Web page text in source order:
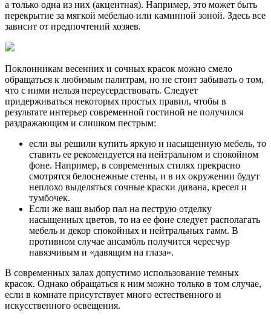
а только одна из них (акцентная). Например, это может быть
перекрытие за мягкой мебелью или каминной зоной. Здесь все
зависит от предпочтений хозяев.
Поклонникам весенних и сочных красок можно смело
обращаться к любимым палитрам, но не стоит забывать о том,
что с ними нельзя переусердствовать. Следует
придерживаться некоторых простых правил, чтобы в
результате интерьер современной гостиной не получился
раздражающим и слишком пестрым:
если вы решили купить яркую и насыщенную мебель, то
ставить ее рекомендуется на нейтральном и спокойном
фоне. Например, в современных стилях прекрасно
смотрятся белоснежные стены, и в их окружении будут
неплохо выделяться сочные краски дивана, кресел и
тумбочек.
Если же ваш выбор пал на пеструю отделку
насыщенных цветов, то на ее фоне следует располагать
мебель и декор спокойных и нейтральных гамм. В
противном случае ансамбль получится чересчур
навязчивым и «давящим на глаза».
В современных залах допустимо использование темных
красок. Однако обращаться к ним можно только в том случае,
если в комнате присутствует много естественного и
искусственного освещения.